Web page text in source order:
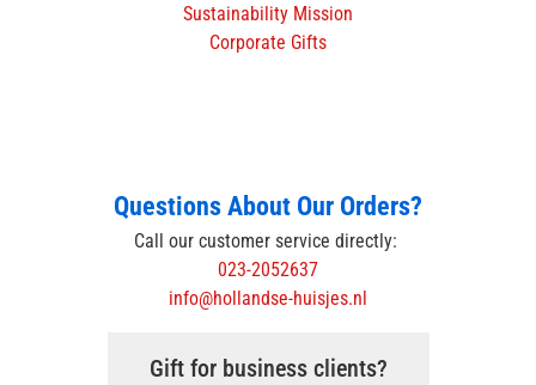
Sustainability Mission
Corporate Gifts
Questions About Our Orders?
Call our customer service directly:
023-2052637
info@hollandse-huisjes.nl
Gift for business clients?